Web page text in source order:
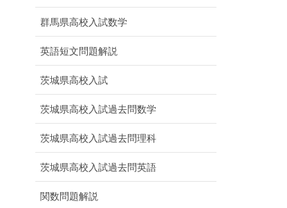
群馬県高校入試数学
英語短文問題解説
茨城県高校入試
茨城県高校入試過去問数学
茨城県高校入試過去問理科
茨城県高校入試過去問英語
関数問題解説